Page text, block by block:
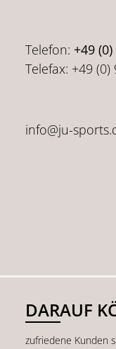
Telefon: +49
Telefax: +49
info@ju-
DARAUF
zufriedene Kunden